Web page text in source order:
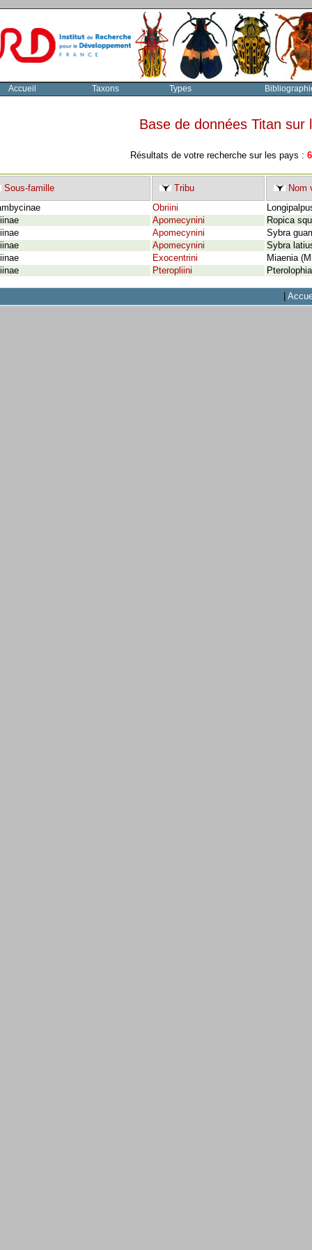
Accueil Taxons Types
Base de données Titan
Résultats de votre recherche sur les pays : 6
Sous-famille Tribu
Nom
Obriini
Apomecynini
Ropica
Apomecynini
Sybra
Apomecynini
Sybra
Exocentrini
Miaenia
Pteropliini